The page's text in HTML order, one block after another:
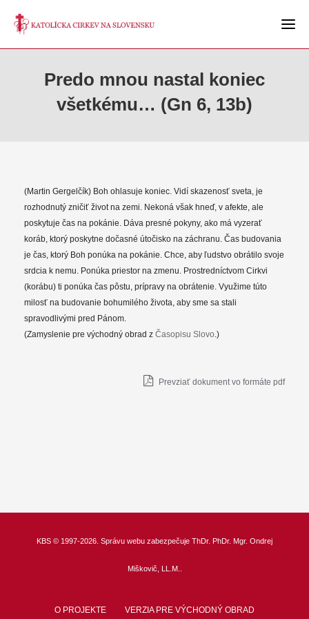
Predo mnou nastal koniec
všetkému… (Gn 6, 13b)
(Martin Gergelčík) Boh ohlasuje koniec. Vidí skazenosť sveta, je
rozhodnutý zničiť život na zemi. Nekoná však hneď, v afekte, ale
poskytuje čas na pokánie. Dáva presné pokyny, ako má vyzerať
koráb, ktorý poskytne dočasné útočisko na záchranu. Čas budovania
je čas, ktorý Boh ponúka na pokánie. Chce, aby ľudstvo obrátilo svoje
srdcia k nemu. Ponúka priestor na zmenu. Prostredníctvom Cirkvi
(korábu) ti ponúka čas pôstu, prípravy na obrátenie. Využime túto
milosť na budovanie bohumilého života, aby sme sa stali
spravodlivými pred Pánom.
(Zamyslenie pre východný obrad z Časopisu Slovo.)
Prevziať dokument vo formáte pdf
KBS © 1997-2026. Správu webu zabezpečuje ThDr. PhDr. Mgr. Ondrej
Miškovič, LL.M.
O PROJEKTE VERZIA PRE VÝCHODNÝ OBRAD